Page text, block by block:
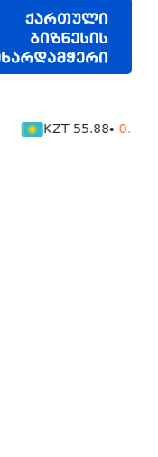
KZT 55.88 -0.0016